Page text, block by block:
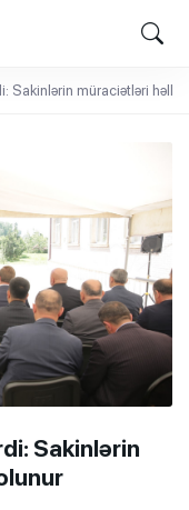
Sakinlərin müraciətləri həll
Sakinlərin